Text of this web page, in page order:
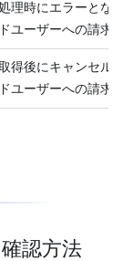
理時にエラーとな
ユーザーへの請求
得後にキャンセル
ユーザーへの請求
認方法